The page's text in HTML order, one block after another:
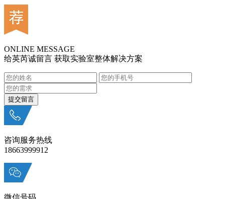
ONLINE MESSAGE
给英芮诚留言 获取实验室整体解决方案
咨询服务热线
18663999912